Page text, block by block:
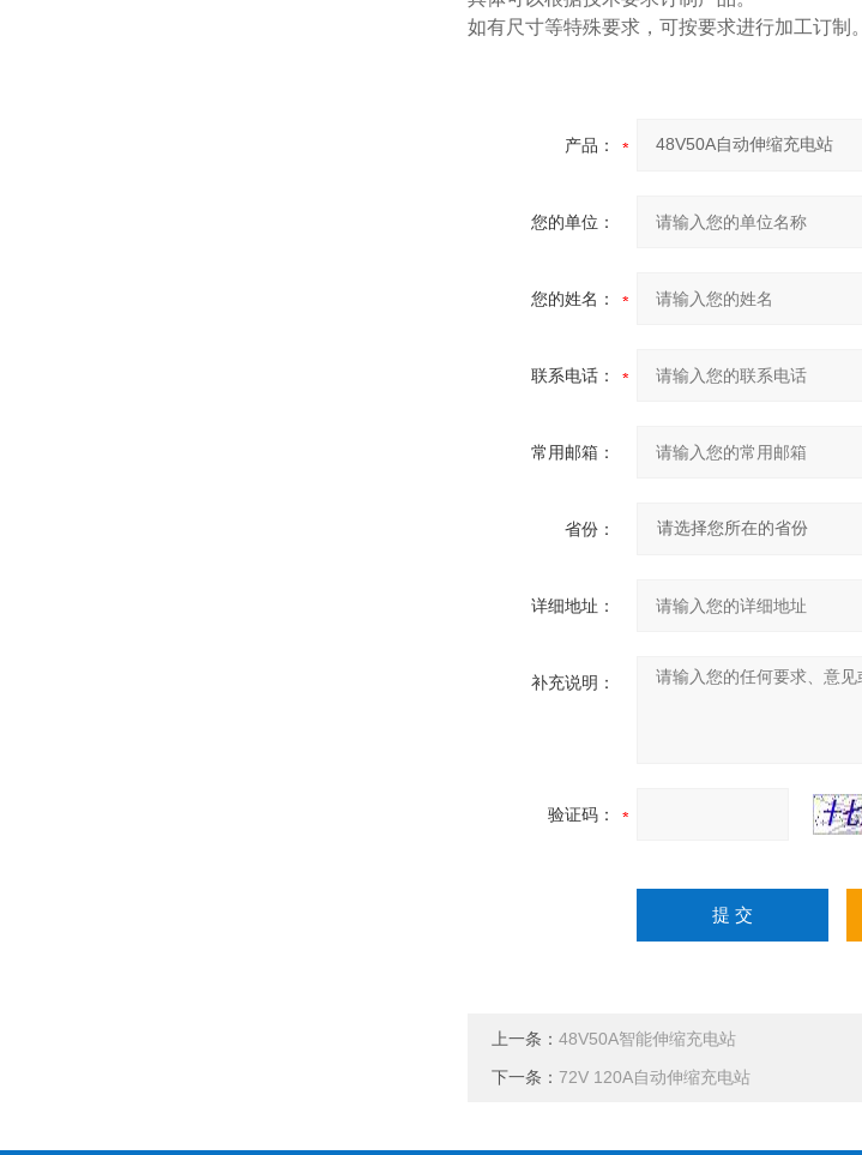
如有尺寸等特殊要求，可按要求进行加工订制。
产品：
您的单位：
您的姓名：
联系电话：
常用邮箱：
省份：
详细地址：
补充说明：
验证码：
上一条： 48V50A智能伸缩充电站
下一条： 72V 120A自动伸缩充电站